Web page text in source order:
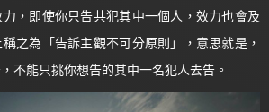
，即使你只告共犯其中一個人，效力也會及
之為「告訴主觀不可分原則」，意思就是，
不能只挑你想告的其中一名犯人去告。